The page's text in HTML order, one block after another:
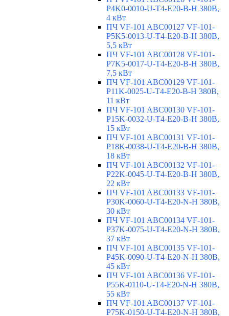
P4K0-0010-U-T4-E20-B-H 380В,
4 кВт
ПЧ VF-101 ABC00127 VF-101-
P5K5-0013-U-T4-E20-B-H 380В,
5,5 кВт
ПЧ VF-101 ABC00128 VF-101-
P7K5-0017-U-T4-E20-B-H 380В,
7,5 кВт
ПЧ VF-101 ABC00129 VF-101-
P11K-0025-U-T4-E20-B-H 380В,
11 кВт
ПЧ VF-101 ABC00130 VF-101-
P15K-0032-U-T4-E20-B-H 380В,
15 кВт
ПЧ VF-101 ABC00131 VF-101-
P18K-0038-U-T4-E20-B-H 380В,
18 кВт
ПЧ VF-101 ABC00132 VF-101-
P22K-0045-U-T4-E20-B-H 380В,
22 кВт
ПЧ VF-101 ABC00133 VF-101-
P30K-0060-U-T4-E20-N-H 380В,
30 кВт
ПЧ VF-101 ABC00134 VF-101-
P37K-0075-U-T4-E20-N-H 380В,
37 кВт
ПЧ VF-101 ABC00135 VF-101-
P45K-0090-U-T4-E20-N-H 380В,
45 кВт
ПЧ VF-101 ABC00136 VF-101-
P55K-0110-U-T4-E20-N-H 380В,
55 кВт
ПЧ VF-101 ABC00137 VF-101-
P75K-0150-U-T4-E20-N-H 380В,